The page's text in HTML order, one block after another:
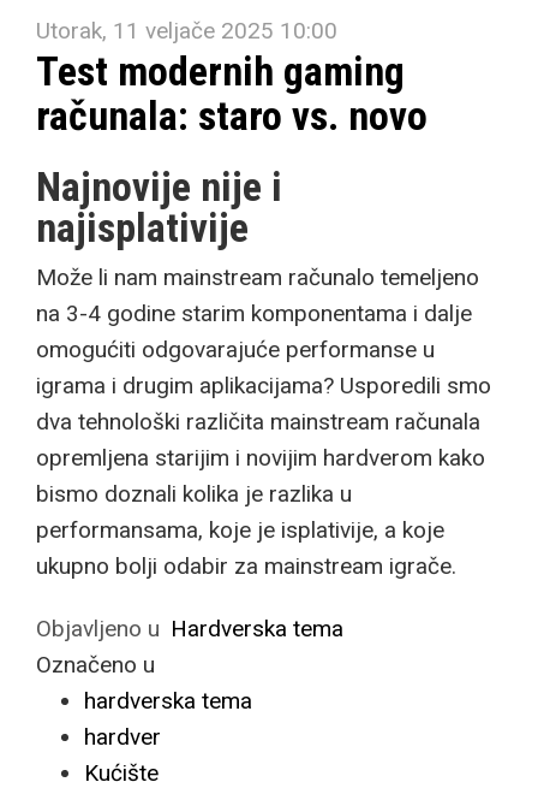
Utorak, 11 veljače 2025 10:00
Test modernih gaming
računala: staro vs. novo
Najnovije nije i
najisplativije
Može li nam mainstream računalo temeljeno
na 3-4 godine starim komponentama i dalje
omogućiti odgovarajuće performanse u
igrama i drugim aplikacijama? Usporedili smo
dva tehnološki različita mainstream računala
opremljena starijim i novijim hardverom kako
bismo doznali kolika je razlika u
performansama, koje je isplativije, a koje
ukupno bolji odabir za mainstream igrače.
Objavljeno u Hardverska tema
Označeno u
hardverska tema
hardver
Kućište